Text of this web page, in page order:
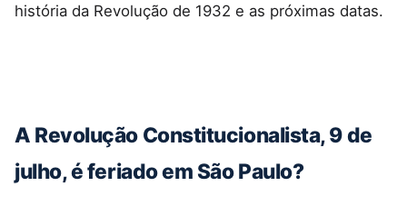
história da Revolução de 1932 e as próximas datas.
A Revolução Constitucionalista, 9 de
julho, é feriado em São Paulo?